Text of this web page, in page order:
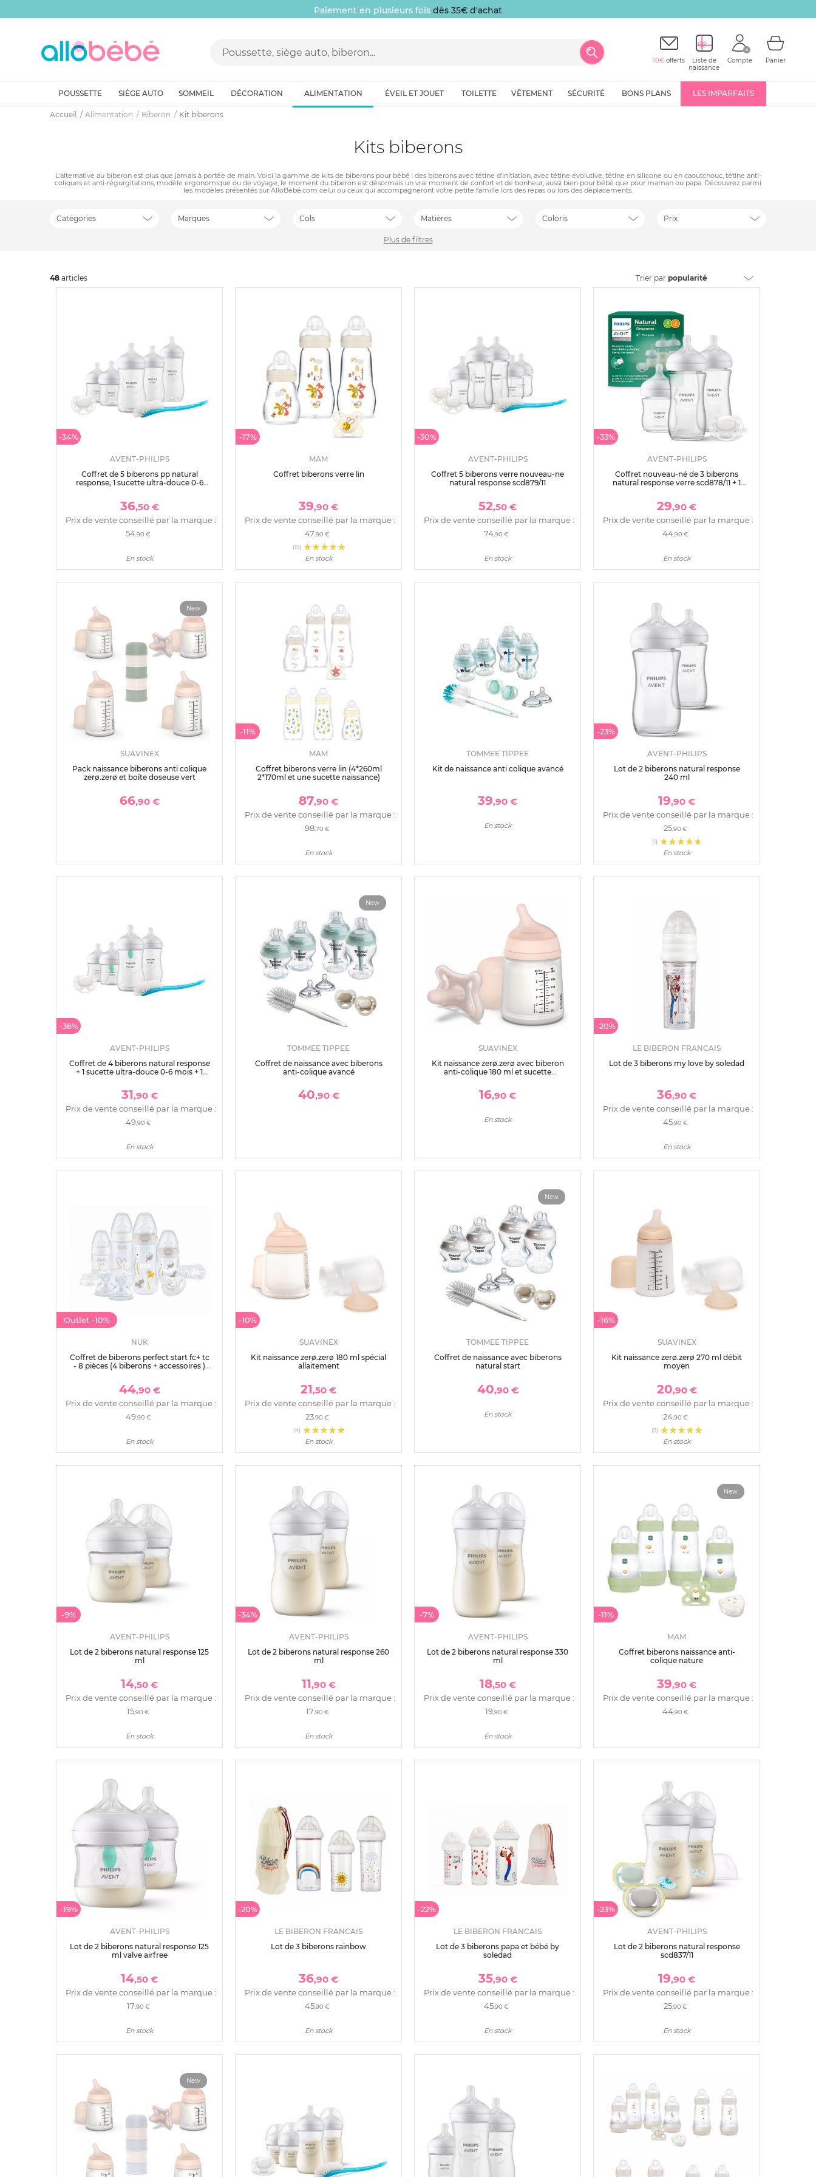
Paiement en plusieurs fois dès 35€ d'achat
10€ offerts
Liste de
naissance
Compte Panier
POUSSETTE SIÈGE AUTO SOMMEIL DÉCORATION ALIMENTATION ÉVEIL ET JOUET TOILETTE VÊTEMENT SÉCURITÉ BONS PLANS LES IMPARFAITS
Accueil Alimentation Biberon Kit biberons
Kits biberons
L'alternative au biberon est plus que jamais à portée de main. Voici la gamme de kits de biberons pour bébé : des biberons avec tétine d'initiation, avec tétine évolutive, tétine en silicone ou en caoutchouc, tétine anti-
coliques et anti-régurgitations, modèle ergonomique ou de voyage, le moment du biberon est désormais un vrai moment de confort et de bonheur, aussi bien pour bébé que pour maman ou papa. Découvrez parmi
les modèles présentés sur AlloBébé.com celui ou ceux qui accompagneront votre petite famille lors des repas ou lors des déplacements.
Catégories Marques Cols Matières Coloris Prix
Plus de filtres
48 articles Trier par popularité
-34%
AVENT-PHILIPS
Coffret de 5 biberons pp natural
response, 1 sucette ultra-douce 0-6
ml+2 biberons 260 ml +1 biberon 330
ml) scd8
36,50 €
Prix de vente conseillé par la marque :
54,90 €
En stock
-17%
MAM
Coffret biberons verre lin
39,90 €
Prix de vente conseillé par la marque :
47 ,90 €
(15)
En stock
-30%
AVENT-PHILIPS
Coffret 5 biberons verre nouveau-ne
natural response scd879/11
52,50 €
Prix de vente conseillé par la marque :
74,90 €
En stock
-33%
AVENT-PHILIPS
Coffret nouveau-né de 3 biberons
natural response verre scd878/11 + 1
29,90 €
Prix de vente conseillé par la marque :
44,90 €
En stock
New
SUAVINEX
Pack naissance biberons anti colique
zerø.zerø et boîte doseuse vert
66,90 €
-11%
MAM
Coffret biberons verre lin (4*260ml
2*170ml et une sucette naissance)
87,90 €
Prix de vente conseillé par la marque :
98,70 €
En stock
TOMMEE TIPPEE
Kit de naissance anti colique avancé
39,90 €
En stock
-23%
AVENT-PHILIPS
Lot de 2 biberons natural response
240 ml
19,90 €
Prix de vente conseillé par la marque :
25,90 €
(1)
En stock
-36%
AVENT-PHILIPS
Coffret de 4 biberons natural response
+ 1 sucette ultra-douce 0-6 mois + 1
31,90 €
Prix de vente conseillé par la marque :
49,90 €
En stock
New
TOMMEE TIPPEE
Coffret de naissance avec biberons
anti-colique avancé
40,90 €
SUAVINEX
Kit naissance zerø.zerø avec biberon
anti-colique 180 ml et sucette
16,90 €
En stock
-20%
LE BIBERON FRANCAIS
Lot de 3 biberons my love by soledad
36,90 €
Prix de vente conseillé par la marque :
45,90 €
En stock
Outlet -10%
NUK
Coffret de biberons perfect start fc+ tc
- 8 pièces (4 biberons + accessoires )
44,90 €
Prix de vente conseillé par la marque :
49,90 €
En stock
-10%
SUAVINEX
Kit naissance zerø.zerø 180 ml spécial
allaitement
21,50 €
Prix de vente conseillé par la marque :
23,90 €
(4)
En stock
New
TOMMEE TIPPEE
Coffret de naissance avec biberons
natural start
40,90 €
En stock
-16%
SUAVINEX
Kit naissance zerø.zerø 270 ml débit
moyen
20,90 €
Prix de vente conseillé par la marque :
24,90 €
(3)
En stock
-9%
AVENT-PHILIPS
Lot de 2 biberons natural response 125
ml
14,50 €
Prix de vente conseillé par la marque :
15,90 €
En stock
-34%
AVENT-PHILIPS
Lot de 2 biberons natural response 260
ml
11,90 €
Prix de vente conseillé par la marque :
17 ,90 €
En stock
-7%
AVENT-PHILIPS
Lot de 2 biberons natural response 330
ml
18,50 €
Prix de vente conseillé par la marque :
19,90 €
En stock
-11%
New
MAM
Coffret biberons naissance anti-
colique nature
39,90 €
Prix de vente conseillé par la marque :
44,90 €
-19%
AVENT-PHILIPS
Lot de 2 biberons natural response 125
ml valve airfree
14,50 €
Prix de vente conseillé par la marque :
17 ,90 €
En stock
-20%
LE BIBERON FRANCAIS
Lot de 3 biberons rainbow
36,90 €
Prix de vente conseillé par la marque :
45,90 €
En stock
-22%
LE BIBERON FRANCAIS
Lot de 3 biberons papa et bébé by
soledad
35,90 €
Prix de vente conseillé par la marque :
45,90 €
En stock
-23%
AVENT-PHILIPS
Lot de 2 biberons natural response
scd837/11
19,90 €
Prix de vente conseillé par la marque :
25,90 €
En stock
New